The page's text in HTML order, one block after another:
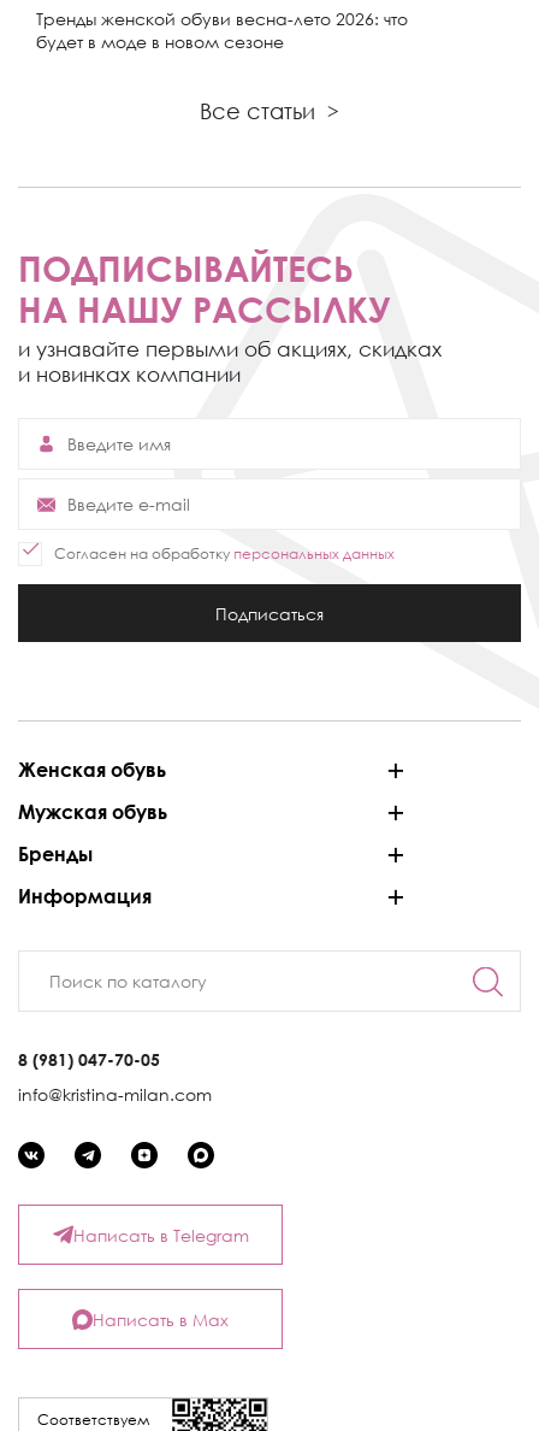
Тренды женской обуви весна-лето 2026: что
будет в моде в новом сезоне
Все статьи >
ПОДПИСЫВАЙТЕСЬ
НА НАШУ РАССЫЛКУ
и узнавайте первыми об акциях, скидках
и новинках компании
Согласен на обработку персональных данных
Подписаться
Женская обувь
Мужская обувь
Бренды
Информация
8 (981) 047-70-05
info@kristina-milan.com
Соответствуем
Написать в Telegram
Написать в Max